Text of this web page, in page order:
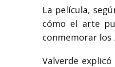
La película,
cómo el arte
conmemorar los
Valverde